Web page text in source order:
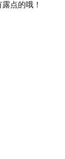
点的哦！